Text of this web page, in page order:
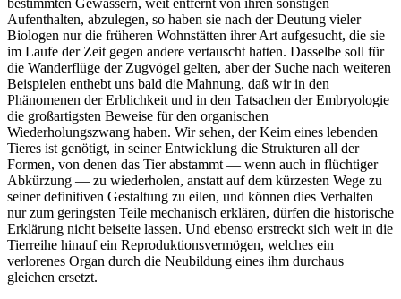
bestimmten Gewässern, weit entfernt von ihren sonstigen
Aufenthalten, abzulegen, so haben sie nach der Deutung vieler
Biologen nur die früheren Wohnstätten ihrer Art aufgesucht, die sie
im Laufe der Zeit gegen andere vertauscht hatten. Dasselbe soll für
die Wanderflüge der Zugvögel gelten, aber der Suche nach weiteren
Beispielen enthebt uns bald die Mahnung, daß wir in den
Phänomenen der Erblichkeit und in den Tatsachen der Embryologie
die großartigsten Beweise für den organischen
Wiederholungszwang haben. Wir sehen, der Keim eines lebenden
Tieres ist genötigt, in seiner Entwicklung die Strukturen all der
Formen, von denen das Tier abstammt — wenn auch in flüchtiger
Abkürzung — zu wiederholen, anstatt auf dem kürzesten Wege zu
seiner definitiven Gestaltung zu eilen, und können dies Verhalten
nur zum geringsten Teile mechanisch erklären, dürfen die historische
Erklärung nicht beiseite lassen. Und ebenso erstreckt sich weit in die
Tierreihe hinauf ein Reproduktionsvermögen, welches ein
verlorenes Organ durch die Neubildung eines ihm durchaus
gleichen ersetzt.